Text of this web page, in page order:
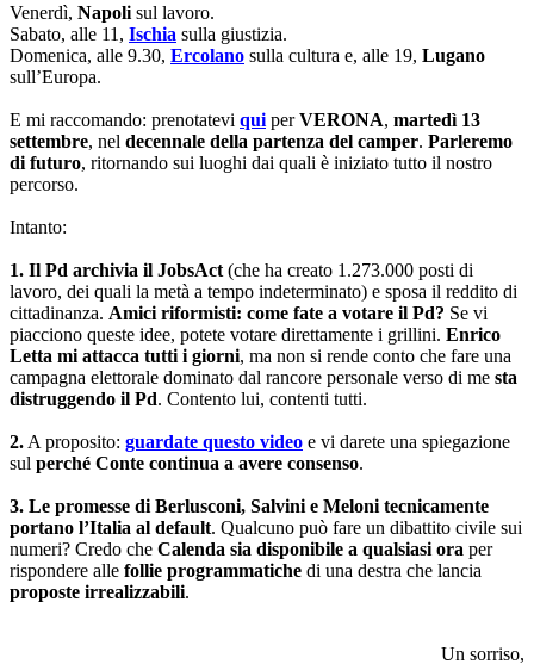
Venerdì, Napoli sul lavoro.
Sabato, alle 11, Ischia sulla giustizia.
Domenica, alle 9.30, Ercolano sulla cultura e, alle 19, Lugano
sull’Europa.
E mi raccomando: prenotatevi qui perVERONA, martedì 13
settembre, nel decennale della partenza del camper. Parleremo
di futuro, ritornando sui luoghi dai quali è iniziato tutto il nostro
percorso.
Intanto:
1. Il Pd archivia il JobsAct (che ha creato 1.273.000 posti di
lavoro, dei quali la metà a tempo indeterminato) e sposa il reddito di
cittadinanza. Amici riformisti: come fate a votare il Pd? Se vi
piacciono queste idee, potete votare direttamente i grillini. Enrico
Letta mi attacca tutti i giorni, ma non si rende conto che fare una
campagna elettorale dominato dal rancore personale verso di me sta
distruggendo il Pd. Contento lui, contenti tutti.
2. A proposito: guardate questo video e vi darete una spiegazione
sul perché Conte continua a avere consenso.
3. Le promesse di Berlusconi, Salvini e Meloni tecnicamente
portano l’Italia al default. Qualcuno può fare un dibattito civile sui
numeri? Credo che Calenda sia disponibile a qualsiasi ora per
rispondere alle follie programmatiche di una destra che lancia
proposte irrealizzabili.
Un sorriso,